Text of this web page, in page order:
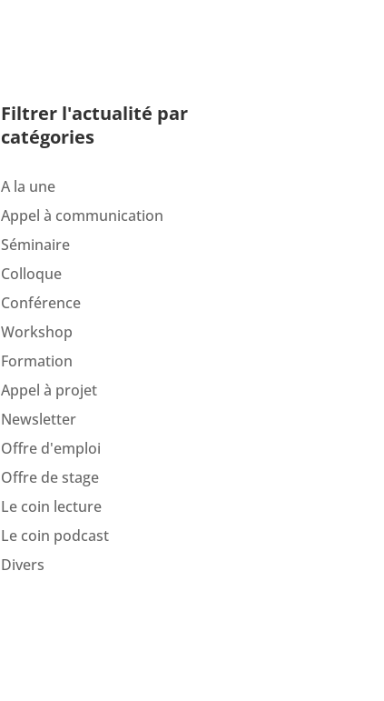
Filtrer l'actualité par
catégories
A la une
Appel à communication
Séminaire
Colloque
Conférence
Workshop
Formation
Appel à projet
Newsletter
Offre d'emploi
Offre de stage
Le coin lecture
Le coin podcast
Divers